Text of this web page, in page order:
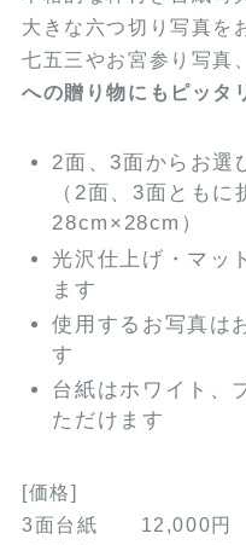
大きな六つ切り写真を
七五三やお宮参り写真
への贈り物にもピッタ
2面、3面からお選
（2面、3面ともに
28cm×28cm）
光沢仕上げ・マッ
ます
使用するお写真は
す
台紙はホワイト、
ただけます
[価格]
3面台紙 12,000円